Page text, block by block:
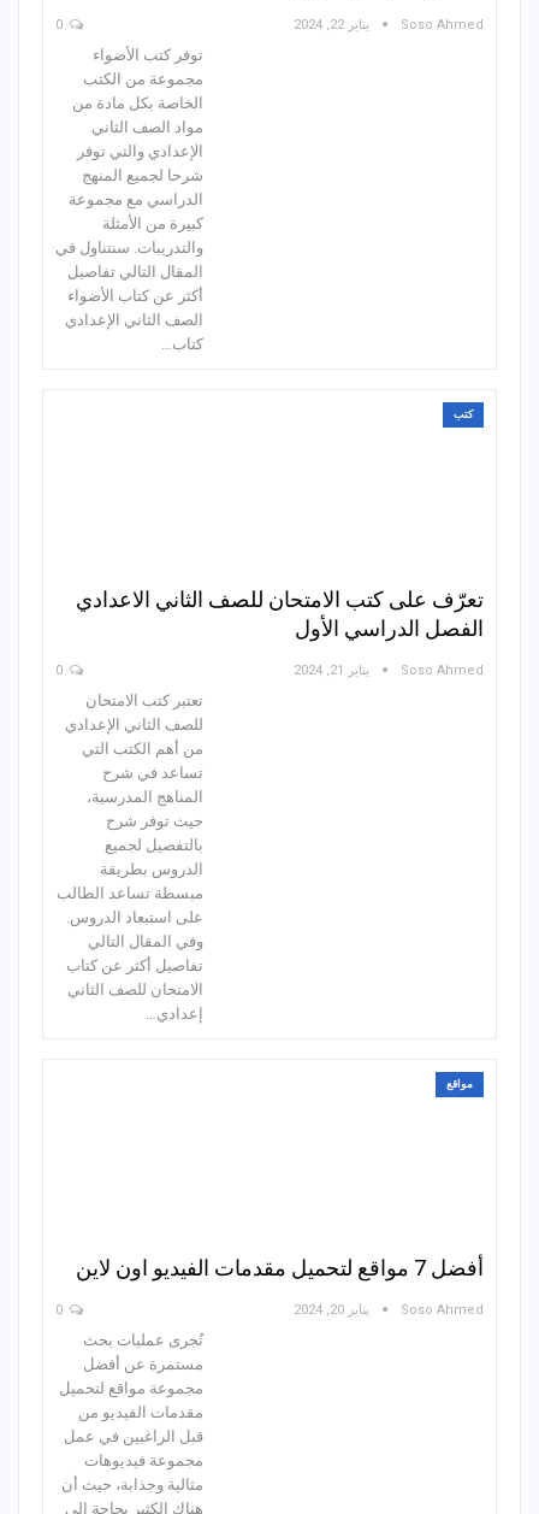
Soso Ahmed يناير 22, 2024
توفر كتب الأضواء
مجموعة من الكتب
الخاصة بكل مادة من
مواد الصف الثاني
الإعدادي والتي توفر
شرحا لجميع المنهج
الدراسي مع مجموعة
كبيرة من الأمثلة
والتدريبات. سنتناول في
المقال التالي تفاصيل
أكثر عن كتاب الأضواء
الصف الثاني الإعدادي
كتاب…
كتب
تعرّف على كتب الامتحان للصف الثاني الاعدادي
الفصل الدراسي الأول
Soso Ahmed يناير 21, 2024
تعتبر كتب الامتحان
للصف الثاني الإعدادي
من أهم الكتب التي
تساعد في شرح
المناهج المدرسية،
حيث توفر شرح
بالتفصيل لجميع
الدروس بطريقة
مبسطة تساعد الطالب
على استبعاد الدروس.
وفي المقال التالي
تفاصيل أكثر عن كتاب
الامتحان للصف الثاني
إعدادي…
مواقع
أفضل 7 مواقع لتحميل مقدمات الفيديو اون لاين
Soso Ahmed يناير 20, 2024
تُجرى عمليات بحث
مستمرة عن أفضل
مجموعة مواقع لتحميل
مقدمات الفيديو من
قبل الراغبين في عمل
مجموعة فيديوهات
مثالية وجذابة، حيث أن
هناك الكثير بحاجة إلى